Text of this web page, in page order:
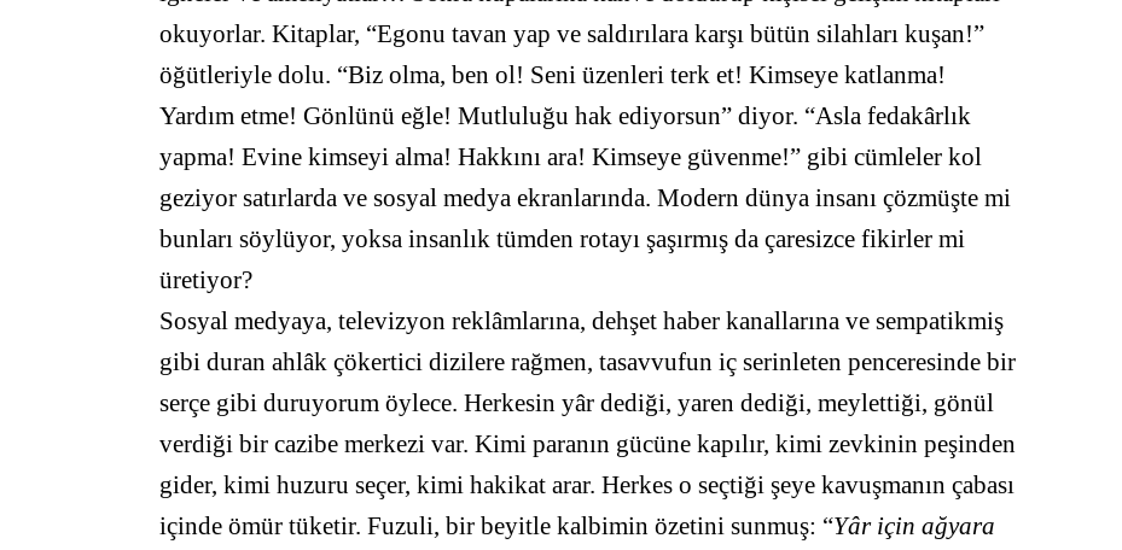
okuyorlar. Kitaplar, “Egonu tavan yap ve saldırılara karşı bütün silahları kuşan!”
öğütleriyle dolu. “Biz olma, ben ol! Seni üzenleri terk et! Kimseye katlanma!
Yardım etme! Gönlünü eğle! Mutluluğu hak ediyorsun” diyor. “Asla fedakârlık
yapma! Evine kimseyi alma! Hakkını ara! Kimseye güvenme!” gibi cümleler kol
geziyor satırlarda ve sosyal medya ekranlarında. Modern dünya insanı çözmüşte mi
bunları söylüyor, yoksa insanlık tümden rotayı şaşırmış da çaresizce fikirler mi
üretiyor?
Sosyal medyaya, televizyon reklâmlarına, dehşet haber kanallarına ve sempatikmiş
gibi duran ahlâk çökertici dizilere rağmen, tasavvufun iç serinleten penceresinde bir
serçe gibi duruyorum öylece. Herkesin yâr dediği, yaren dediği, meylettiği, gönül
verdiği bir cazibe merkezi var. Kimi paranın gücüne kapılır, kimi zevkinin peşinden
gider, kimi huzuru seçer, kimi hakikat arar. Herkes o seçtiği şeye kavuşmanın çabası
içinde ömür tüketir. Fuzuli, bir beyitle kalbimin özetini sunmuş: “Yâr için ağyara